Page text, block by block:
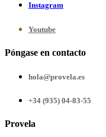
Instagram
Youtube
Póngase en contacto
hola@provela.es
+34 (935) 04-83-55
Provela